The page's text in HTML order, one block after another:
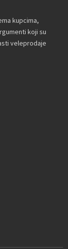
kupcima,
koji su
veleprodaje